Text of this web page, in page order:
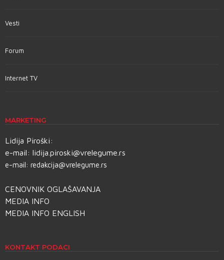
Vesti
Forum
Internet TV
MARKETING
Lidija Piroški:
e-mail: lidija.piroski@vrelegume.rs
e-mail: redakcija@vrelegume.rs
CENOVNIK OGLAŠAVANJA
MEDIA INFO
MEDIA INFO ENGLISH
KONTAKT PODACI